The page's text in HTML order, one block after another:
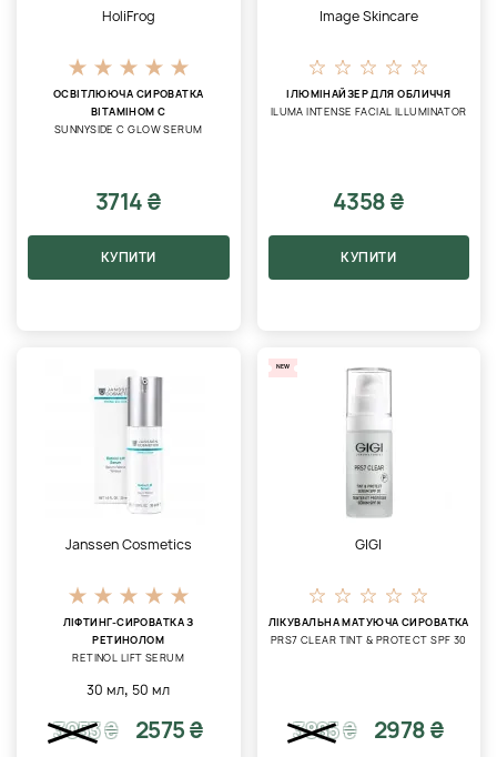
HoliFrog
ОСВІТЛЮЮЧА СИРОВАТКА
ВІТАМІНОМ С
SUNNYSIDE C GLOW SERUM
3714 ₴
КУПИТИ
Image Skincare
ІЛЮМІНАЙЗЕР ДЛЯ ОБЛИЧЧЯ
ILUMA INTENSE FACIAL ILLUMINATOR
4358 ₴
КУПИТИ
Janssen Cosmetics
ЛІФТИНГ-СИРОВАТКА З
РЕТИНОЛОМ
RETINOL LIFT SERUM
30 мл, 50 мл
3053₴ 2575 ₴
NEW
GIGI
ЛІКУВАЛЬНА МАТУЮЧА СИРОВАТКА
PRS7 CLEAR TINT & PROTECT SPF 30
3885₴ 2978 ₴